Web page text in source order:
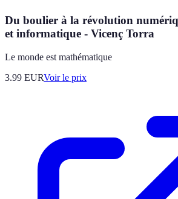
Du boulier à la révolution
et informatique - Vicenç Torra
Le monde est mathématique
3.99 EURVoir le prix